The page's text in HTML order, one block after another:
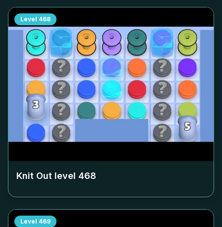
Level 468
Knit Out level 468
Level 469